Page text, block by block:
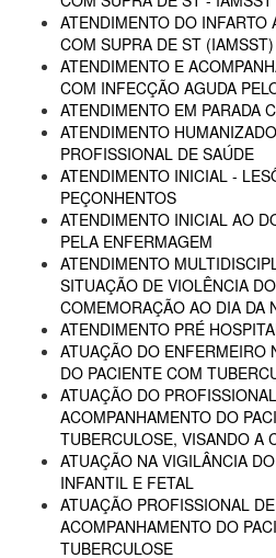
ATENDIMENTO DO
COM SUPRA DE ST (IAMSST)
ATENDIMENTO E
COM INFECÇÃO AGUDA
ATENDIMENTO EM PARADA
ATENDIMENTO
PROFISSIONAL DE SAÚDE
ATENDIMENTO INICIAL -
PEÇONHENTOS
ATENDIMENTO INICIAL AO
PELA ENFERMAGEM
ATENDIMENTO
SITUAÇÃO DE VIOLÊNCIA
COMEMORAÇÃO AO DIA DA
ATENDIMENTO PRÉ
ATUAÇÃO DO ENFERMEIRO
DO PACIENTE COM
ATUAÇÃO DO
ACOMPANHAMENTO DO
TUBERCULOSE, VISANDO A
ATUAÇÃO NA VIGILÂNCIA
INFANTIL E FETAL
ATUAÇÃO PROFISSIONAL
ACOMPANHAMENTO DO
TUBERCULOSE